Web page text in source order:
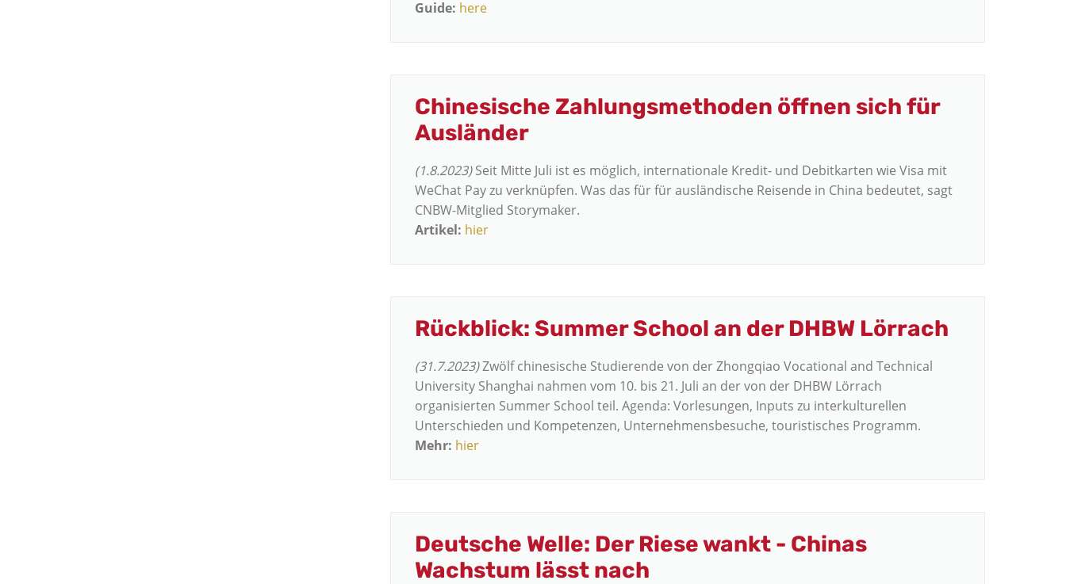
Guide: here
Chinesische Zahlungsmethoden öffnen sich für
Ausländer
(1.8.2023)Seit Mitte Juli ist es möglich, internationale Kredit- und Debitkarten wie Visa mit
WeChat Pay zu verknüpfen. Was das für für ausländische Reisende in China bedeutet, sagt
CNBW-Mitglied Storymaker.
Artikel: hier
Rückblick: Summer School an der DHBW Lörrach
(31.7.2023)Zwölf chinesische Studierende von der Zhongqiao Vocational and Technical
University Shanghai nahmen vom 10. bis 21. Juli an der von der DHBW Lörrach
organisierten Summer School teil. Agenda: Vorlesungen, Inputs zu interkulturellen
Unterschieden und Kompetenzen, Unternehmensbesuche, touristisches Programm.
Mehr: hier
Deutsche Welle: Der Riese wankt - Chinas
Wachstum lässt nach